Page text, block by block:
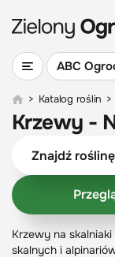
ABC
> Katalog roślin >
Krzewy -
Krzewy na
skalnych i